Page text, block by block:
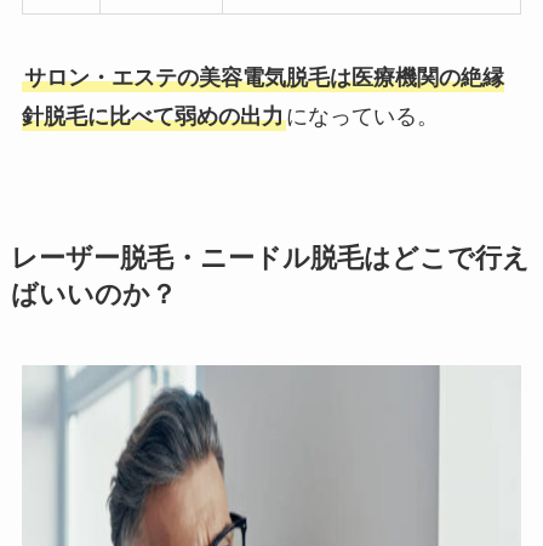
サロン・エステの美容電気脱毛は医療機関の絶縁
針脱毛に比べて弱めの出力になっている。
レーザー脱毛・ニードル脱毛はどこで行え
ばいいのか？